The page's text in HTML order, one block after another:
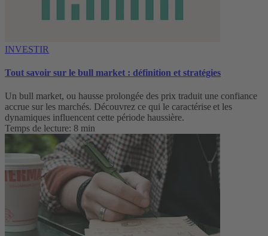
INVESTIR
Tout savoir sur le bull market : définition et stratégies
Un bull market, ou hausse prolongée des prix traduit une confiance
accrue sur les marchés. Découvrez ce qui le caractérise et les
dynamiques influencent cette période haussière.
Temps de lecture: 8 min